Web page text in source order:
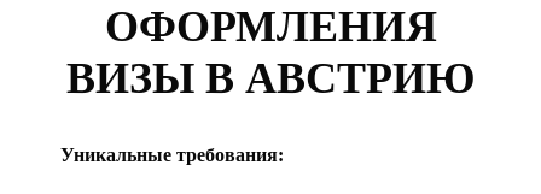
ОФОРМЛЕНИЯ
ВИЗЫ В АВСТРИЮ
Уникальные требования: